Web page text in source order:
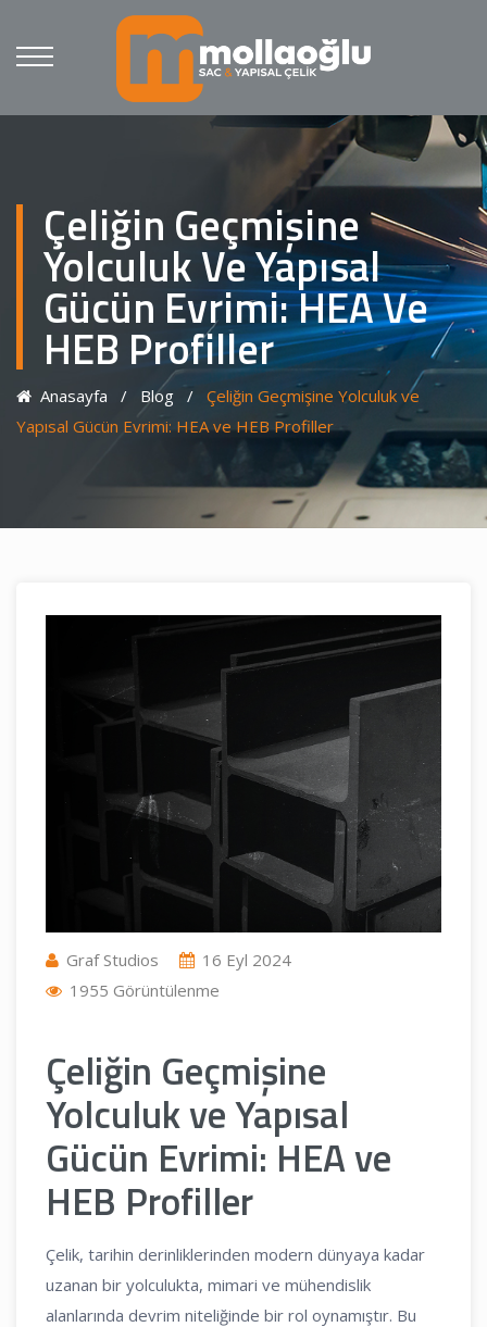
Çeliğin Geçmişine
Yolculuk Ve Yapısal
Gücün Evrimi: HEA Ve
HEB Profiller
Anasayfa / Blog / Çeliğin Geçmişine Yolculuk ve
Yapısal Gücün Evrimi: HEA ve HEB Profiller
Graf Studios
16 Eyl 2024
1955 Görüntülenme
Çeliğin Geçmişine
Yolculuk ve Yapısal
Gücün Evrimi: HEA ve
HEB Profiller
Çelik, tarihin derinliklerinden modern dünyaya kadar
uzanan bir yolculukta, mimari ve mühendislik
alanlarında devrim niteliğinde bir rol oynamıştır. Bu